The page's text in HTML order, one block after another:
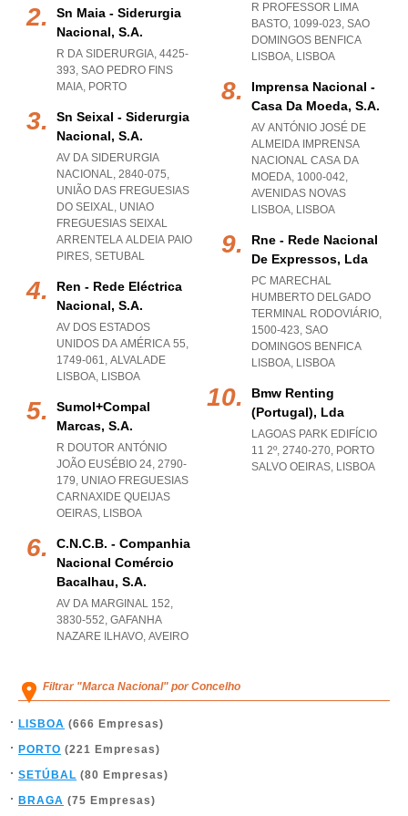
Sn Maia - Siderurgia
Nacional, S.a.
R DA SIDERURGIA, 4425-
393, SAO PEDRO FINS
MAIA, PORTO
Sn Seixal - Siderurgia
Nacional, S.a.
AV DA SIDERURGIA
NACIONAL, 2840-075,
UNIÃO DAS FREGUESIAS
DO SEIXAL, UNIAO
FREGUESIAS SEIXAL
ARRENTELA ALDEIA PAIO
PIRES, SETUBAL
Ren - Rede Eléctrica
Nacional, S.a.
AV DOS ESTADOS
UNIDOS DA AMÉRICA 55,
1749-061, ALVALADE
LISBOA, LISBOA
Sumol+compal
Marcas, S.a.
R DOUTOR ANTÓNIO
JOÃO EUSÉBIO 24, 2790-
179, UNIAO FREGUESIAS
CARNAXIDE QUEIJAS
OEIRAS, LISBOA
C.n.c.b. - Companhia
Nacional Comércio
Bacalhau, S.a.
AV DA MARGINAL 152,
3830-552, GAFANHA
NAZARE ILHAVO, AVEIRO
R PROFESSOR LIMA
BASTO, 1099-023, SAO
DOMINGOS BENFICA
LISBOA, LISBOA
Imprensa Nacional -
Casa Da Moeda, S.a.
AV ANTÓNIO JOSÉ DE
ALMEIDA IMPRENSA
NACIONAL CASA DA
MOEDA, 1000-042,
AVENIDAS NOVAS
LISBOA, LISBOA
Rne - Rede Nacional
De Expressos, Lda
PC MARECHAL
HUMBERTO DELGADO
TERMINAL RODOVIÁRIO,
1500-423, SAO
DOMINGOS BENFICA
LISBOA, LISBOA
Bmw Renting
(portugal), Lda
LAGOAS PARK EDIFÍCIO
11 2º, 2740-270, PORTO
SALVO OEIRAS, LISBOA
Filtrar "Marca Nacional" por Concelho
LISBOA (666 Empresas)
PORTO (221 Empresas)
SETÚBAL (80 Empresas)
BRAGA (75 Empresas)